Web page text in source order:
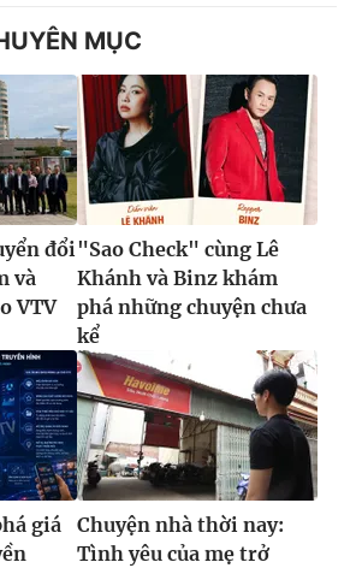
MỤC
đổi
và
VTV
"Sao Check" cùng Lê
Khánh và Binz khám
phá những chuyện chưa
kể
giá
Chuyện nhà thời nay:
Tình yêu của mẹ trở